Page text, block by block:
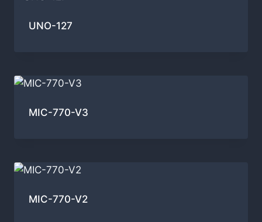
UNO-127
MIC-770-V3
MIC-770-V2